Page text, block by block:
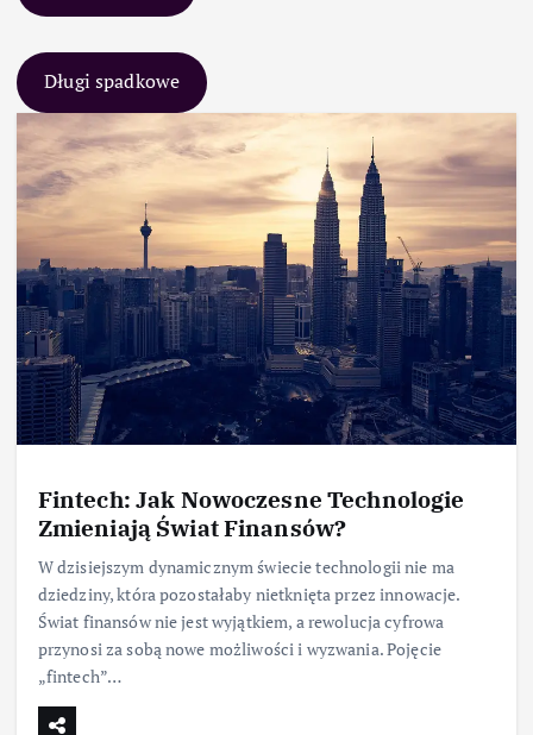
Długi spadkowe
Fintech: Jak Nowoczesne Technologie
Zmieniają Świat Finansów?
W dzisiejszym dynamicznym świecie technologii nie ma
dziedziny, która pozostałaby nietknięta przez innowacje.
Świat finansów nie jest wyjątkiem, a rewolucja cyfrowa
przynosi za sobą nowe możliwości i wyzwania. Pojęcie
„fintech”…